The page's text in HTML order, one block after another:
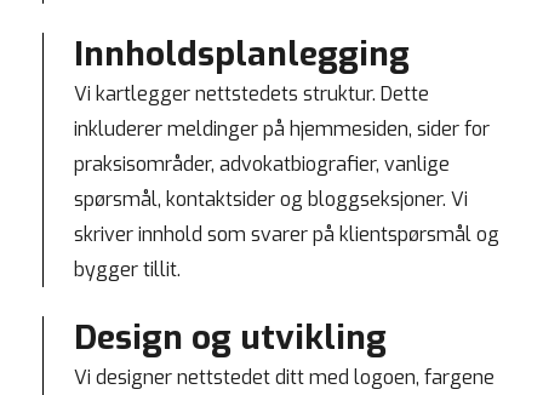
Innholdsplanlegging
Vi kartlegger nettstedets struktur. Dette
inkluderer meldinger på hjemmesiden, sider for
praksisområder, advokatbiografier, vanlige
spørsmål, kontaktsider og bloggseksjoner. Vi
skriver innhold som svarer på klientspørsmål og
bygger tillit.
Design og utvikling
Vi designer nettstedet ditt med logoen, fargene